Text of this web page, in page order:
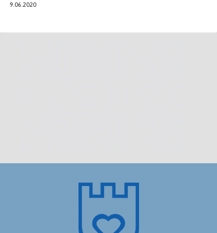
9.06.2020